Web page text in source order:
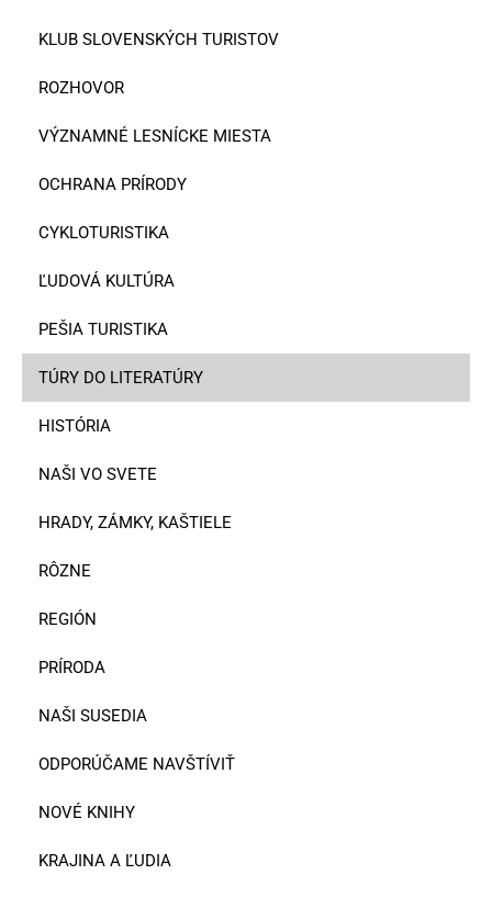
KLUB SLOVENSKÝCH TURISTOV
ROZHOVOR
VÝZNAMNÉ LESNÍCKE MIESTA
OCHRANA PRÍRODY
CYKLOTURISTIKA
ĽUDOVÁ KULTÚRA
PEŠIA TURISTIKA
TÚRY DO LITERATÚRY
HISTÓRIA
NAŠI VO SVETE
HRADY, ZÁMKY, KAŠTIELE
RÔZNE
REGIÓN
PRÍRODA
NAŠI SUSEDIA
ODPORÚČAME NAVŠTÍVIŤ
NOVÉ KNIHY
KRAJINA A ĽUDIA